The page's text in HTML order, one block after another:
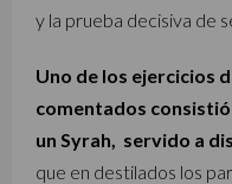
y la prueba decisiva de
Uno de los ejercicios
comentados
un Syrah, servido a
que en destilados los